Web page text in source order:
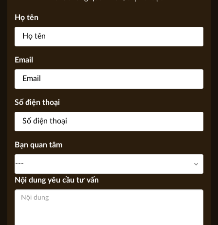
KIẾN TRÚC APOLLO VIỆT, Chúng tôi sẽ trả lời sớm nhất có
Họ tên
Email
Số điện thoại
Bạn quan tâm